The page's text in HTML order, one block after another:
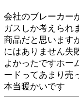
会社のブレーカー
ガスしか考えられ
商品だと思います
にはありません失
よかったですホー
ードってあまり売
本当暖かいです